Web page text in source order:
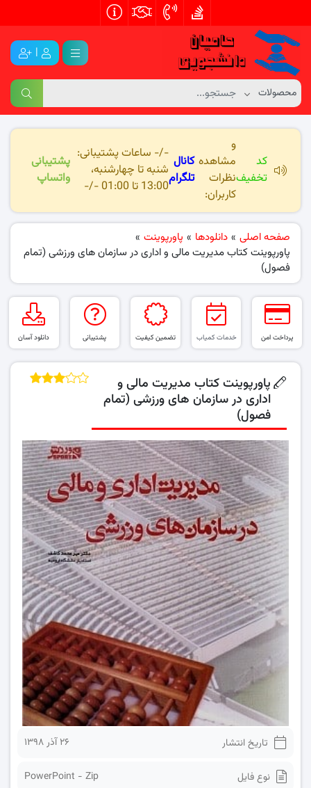
|
کد
تخفیف
و
مشاهده
نظرات
کاربران:
کانال
تلگرام
-/- ساعات پشتیبانی:
شنبه تا چهارشنبه،
13:00 تا 01:00 -/-
پشتیبانی
واتساپ
صفحه اصلی » دانلودها » پاورپوینت »
پاورپوینت کتاب مدیریت مالی و اداری در سازمان های ورزشی (تمام
فصول)
پرداخت امن خدمات کمیاب تضمین کیفیت پشتیبانی دانلود آسان
پاورپوینت کتاب مدیریت مالی و
اداری در سازمان های ورزشی (تمام
فصول)
تاریخ انتشار ۲۶ آذر ۱۳۹۸
نوع فایل PowerPoint - Zip